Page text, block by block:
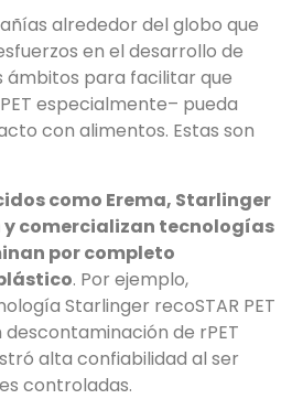
alrededor del globo que
en el desarrollo de
ámbitos para facilitar que
especialmente– pueda
con alimentos. Estas son
como Erema, Starlinger
y comercializan tecnologías
por completo
. Por ejemplo,
Starlinger recoSTAR PET
descontaminación de rPET
alta confiabilidad al ser
controladas.